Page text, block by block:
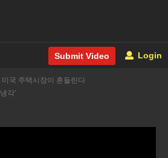
Submit Video Login
미국 주택시장이 흔들린다
각’